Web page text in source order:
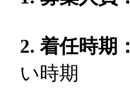
2. 着任時期：
い時期